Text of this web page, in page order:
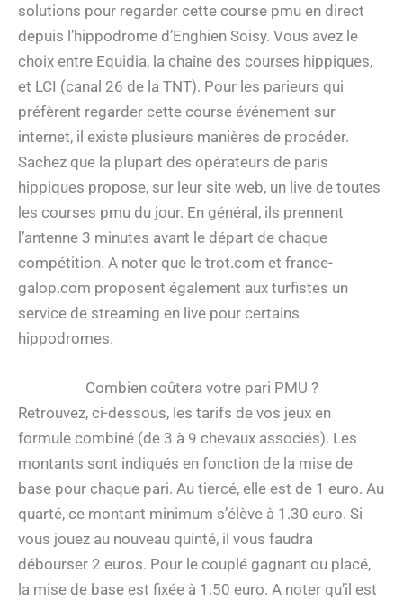
solutions pour regarder cette course pmu en direct
depuis l’hippodrome d’Enghien Soisy. Vous avez le
choix entre Equidia, la chaîne des courses hippiques,
et LCI (canal 26 de la TNT). Pour les parieurs qui
préfèrent regarder cette course événement sur
internet, il existe plusieurs manières de procéder.
Sachez que la plupart des opérateurs de paris
hippiques propose, sur leur site web, un live de toutes
les courses pmu du jour. En général, ils prennent
l’antenne 3 minutes avant le départ de chaque
compétition. A noter que le trot.com et france-
galop.com proposent également aux turfistes un
service de streaming en live pour certains
hippodromes.
Combien coûtera votre pari PMU ?
Retrouvez, ci-dessous, les tarifs de vos jeux en
formule combiné (de 3 à 9 chevaux associés). Les
montants sont indiqués en fonction de la mise de
base pour chaque pari. Au tiercé, elle est de 1 euro. Au
quarté, ce montant minimum s’élève à 1.30 euro. Si
vous jouez au nouveau quinté, il vous faudra
débourser 2 euros. Pour le couplé gagnant ou placé,
la mise de base est fixée à 1.50 euro. A noter qu’il est